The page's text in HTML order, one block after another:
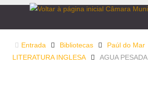
Entrada Bibliotecas
Paúl do Mar
LITERATURA INGLESA
AGUA PESADA